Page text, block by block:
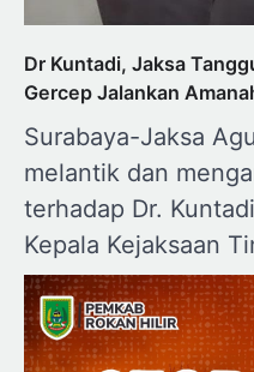
Dr Kuntadi, Jaksa
Gercep Jalankan
Surabaya-Jaksa
melantik dan
terhadap Dr.
Kepala Kejaksaan